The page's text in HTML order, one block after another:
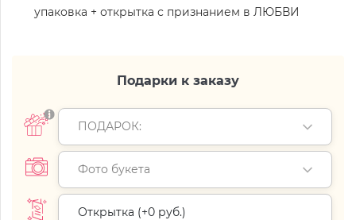
упаковка + открытка с признанием в ЛЮБВИ
Подарки к заказу
ПОДАРОК:
Фото букета
Открытка (+0 руб.)